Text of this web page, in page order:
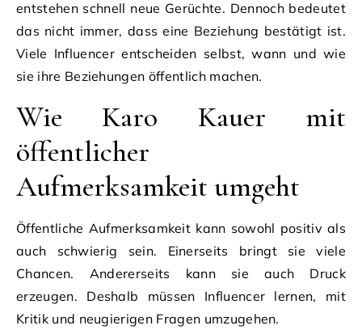
entstehen schnell neue Gerüchte. Dennoch bedeutet
das nicht immer, dass eine Beziehung bestätigt ist.
Viele Influencer entscheiden selbst, wann und wie
sie ihre Beziehungen öffentlich machen.
Wie Karo Kauer mit
öffentlicher
Aufmerksamkeit umgeht
Öffentliche Aufmerksamkeit kann sowohl positiv als
auch schwierig sein. Einerseits bringt sie viele
Chancen. Andererseits kann sie auch Druck
erzeugen. Deshalb müssen Influencer lernen, mit
Kritik und neugierigen Fragen umzugehen.